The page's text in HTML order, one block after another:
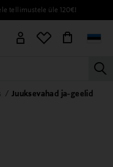
tellimustele üle 120€!
LAPSED KODU
Juuksevahad ja-geelid